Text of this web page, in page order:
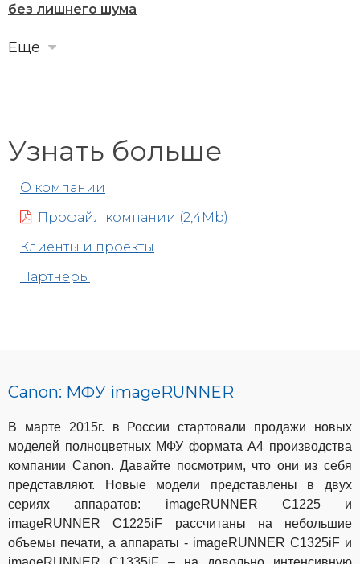
без лишнего шума
Еще
Узнать больше
О компании
Профайл компании (2,4Mb)
Клиенты и проекты
Партнеры
Canon: МФУ imageRUNNER
В марте 2015г. в России стартовали продажи новых
моделей полноцветных МФУ формата А4 производства
компании Canon. Давайте посмотрим, что они из себя
представляют. Новые модели представлены в двух
сериях аппаратов: imageRUNNER C1225 и
imageRUNNER
C1225iF
рассчитаны на небольшие
объемы печати, а аппараты - imageRUNNER C1325iF и